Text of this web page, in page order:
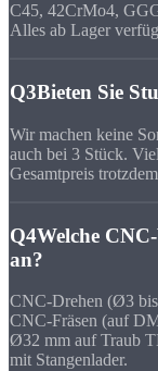
C45, 42CrMo4,
Alles ab Lager
Q3Bieten Sie
Wir machen keine
auch bei 3 Stück.
Gesamtpreis
Q4Welche
an?
CNC-Drehen (Ø3
CNC-Fräsen (auf
Ø32 mm auf Traub
mit Stangenlader.